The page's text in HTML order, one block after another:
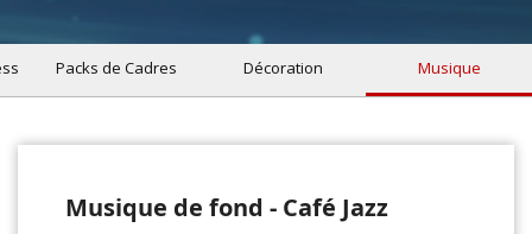
Packs de Cadres Décoration Musique
Musique de fond - Café Jazz